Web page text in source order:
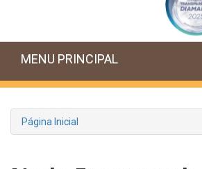
MENU PRINCIPAL
Página Inicial